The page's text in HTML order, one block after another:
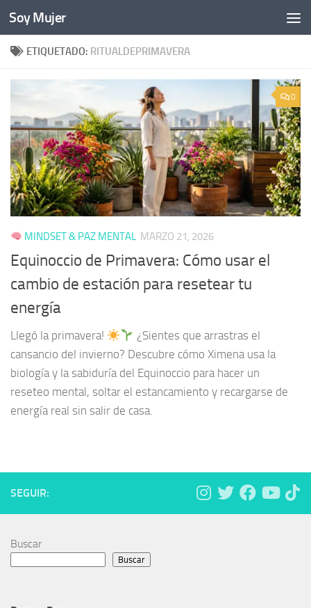
Bajo el contenido
Soy Mujer
ETIQUETADO: RITUALDEPRIMAVERA
0
MINDSET & PAZ MENTAL MARZO 21, 2026
Equinoccio de Primavera: Cómo usar el
cambio de estación para resetear tu
energía
Llegó la primavera!
¿Sientes que arrastras el
cansancio del invierno? Descubre cómo Ximena usa la
biología y la sabiduría del Equinoccio para hacer un
reseteo mental, soltar el estancamiento y recargarse de
energía real sin salir de casa.
SEGUIR:
Buscar
Buscar